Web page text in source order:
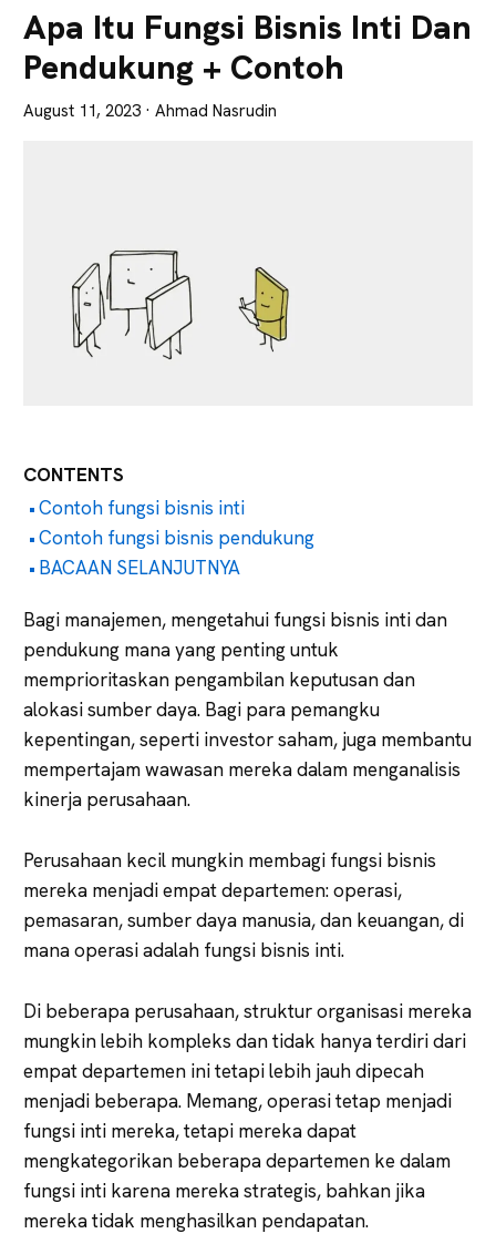
Tajam
Apa Itu Fungsi Bisnis Inti Dan
Pendukung + Contoh
August 11, 2023 · Ahmad Nasrudin
CONTENTS
Contoh fungsi bisnis inti
Contoh fungsi bisnis pendukung
BACAAN SELANJUTNYA
Bagi manajemen, mengetahui fungsi bisnis inti dan
pendukung mana yang penting untuk
memprioritaskan pengambilan keputusan dan
alokasi sumber daya. Bagi para pemangku
kepentingan, seperti investor saham, juga membantu
mempertajam wawasan mereka dalam menganalisis
kinerja perusahaan.
Perusahaan kecil mungkin membagi fungsi bisnis
mereka menjadi empat departemen: operasi,
pemasaran, sumber daya manusia, dan keuangan, di
mana operasi adalah fungsi bisnis inti.
Di beberapa perusahaan, struktur organisasi mereka
mungkin lebih kompleks dan tidak hanya terdiri dari
empat departemen ini tetapi lebih jauh dipecah
menjadi beberapa. Memang, operasi tetap menjadi
fungsi inti mereka, tetapi mereka dapat
mengkategorikan beberapa departemen ke dalam
fungsi inti karena mereka strategis, bahkan jika
mereka tidak menghasilkan pendapatan.